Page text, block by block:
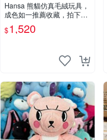
Hansa 熊貓仿真毛絨玩具，
成色如一推薦收藏，拍下無
疑心 熊貓 毛絨玩具 收藏
$1,520